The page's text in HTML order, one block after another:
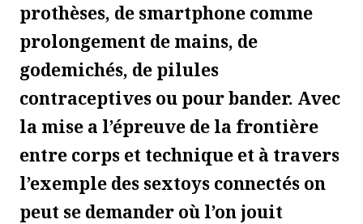
prothèses, de smartphone comme
prolongement de mains, de
godemichés, de pilules
contraceptives ou pour bander. Avec
la mise a l’épreuve de la frontière
entre corps et technique et à travers
l’exemple des sextoys connectés on
peut se demander où l’on jouit